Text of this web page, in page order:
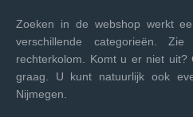
Zoeken in de webshop werkt
verschillende categorieën.
rechterkolom. Komt u er niet uit?
graag. U kunt natuurlijk ook
Nijmegen.